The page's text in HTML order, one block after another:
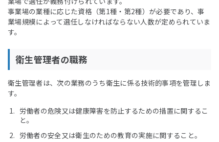
事業場の業種に応じた資格（第1種・第2種）が必要であり、事
業場規模によって選任しなければならない人数が定められていま
す。
衛生管理者の職務
衛生管理者は、次の業務のうち衛生に係る技術的事項を管理しま
す。
労働者の危険又は健康障害を防止するための措置に関するこ
と。
労働者の安全又は衛生のための教育の実施に関すること。